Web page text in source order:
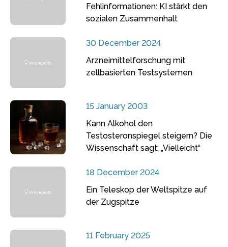
Fehlinformationen: KI stärkt den
sozialen Zusammenhalt
30 December 2024
Arzneimittelforschung mit
zellbasierten Testsystemen
15 January 2003
Kann Alkohol den
Testosteronspiegel steigern? Die
Wissenschaft sagt: „Vielleicht“
18 December 2024
Ein Teleskop der Weltspitze auf
der Zugspitze
11 February 2025